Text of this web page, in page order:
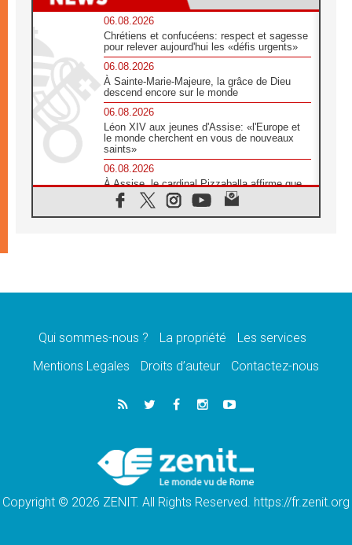
06.08.2026
Chrétiens et confucéens: respect et sagesse
pour relever aujourd'hui les «défis urgents»
06.08.2026
À Sainte-Marie-Majeure, la grâce de Dieu
descend encore sur le monde
06.08.2026
Léon XIV aux jeunes d'Assise: «l'Europe et
le monde cherchent en vous de nouveaux
saints»
06.08.2026
À Assise, le cardinal Pizzaballa affirme que
«les chrétiens veulent la paix»
06.08.2026
message de paix et de dignité humaine»
«La visite du Pape en Uruguay renforcera
l'espérance» affirme Mgr Tróccoli
05.08.2026
Le nonce en Ukraine: «Il est inquiétant
Léon XIV au Pérou, une lueur d'espoir pour
un peuple en quête de paix
Qui sommes-nous ? La propriété
Les services
Mentions Legales
Droits d’auteur Contactez-nous
Copyright © 2026 ZENIT. All Rights Reserved. https://fr.zenit.org